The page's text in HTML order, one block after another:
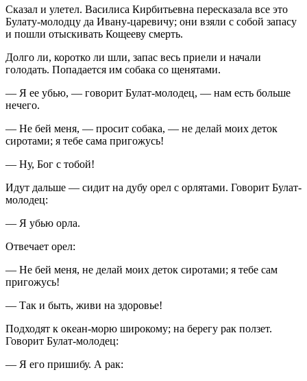
Сказал и улетел. Василиса Кирбитьевна пересказала все это
Булату-молодцу да Ивану-царевичу; они взяли с собой запасу
и пошли отыскивать Кощееву смерть.
Долго ли, коротко ли шли, запас весь приели и начали
голодать. Попадается им собака со щенятами.
— Я ее убью, — говорит Булат-молодец, — нам есть больше
нечего.
— Не бей меня, — просит собака, — не делай моих деток
сиротами; я тебе сама пригожусь!
— Ну, Бог с тобой!
Идут дальше — сидит на дубу орел с орлятами. Говорит Булат-
молодец:
— Я убью орла.
Отвечает орел:
— Не бей меня, не делай моих деток сиротами; я тебе сам
пригожусь!
— Так и быть, живи на здоровье!
Подходят к океан-морю широкому; на берегу рак ползет.
Говорит Булат-молодец:
— Я его пришибу. А рак: